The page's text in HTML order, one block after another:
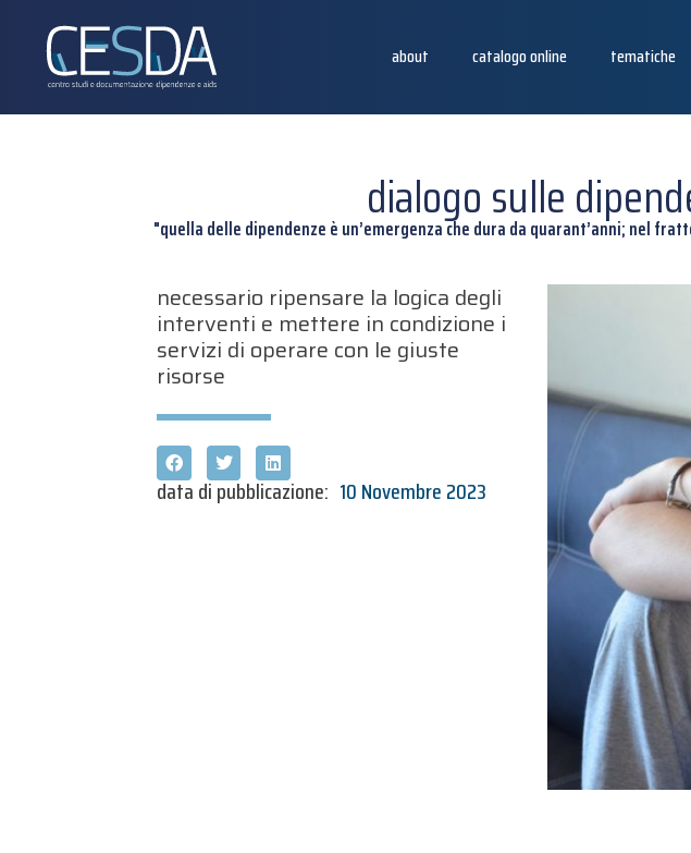
about catalogo online tematiche
dialogo sulle
"quella delle dipendenze è un’emergenza che dura da quarant’anni; nel
necessario ripensare la logica degli
interventi e mettere in condizione i
servizi di operare con le giuste
risorse
data di pubblicazione: 10 Novembre 2023